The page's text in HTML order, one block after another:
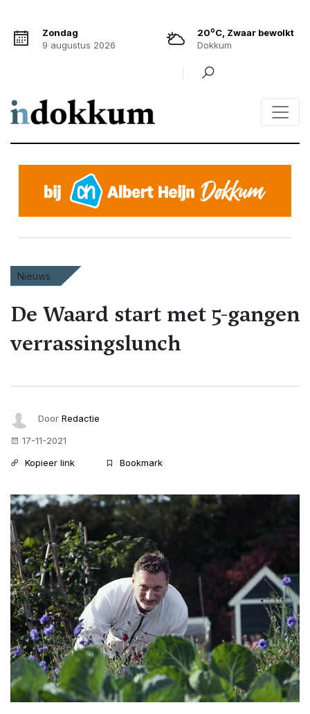
Zondag
9 augustus 2026
20oC, Zwaar bewolkt
Dokkum
Nieuws
De Waard start met 5-gangen
verrassingslunch
Door Redactie
17-11-2021
Kopieer link
Bookmark